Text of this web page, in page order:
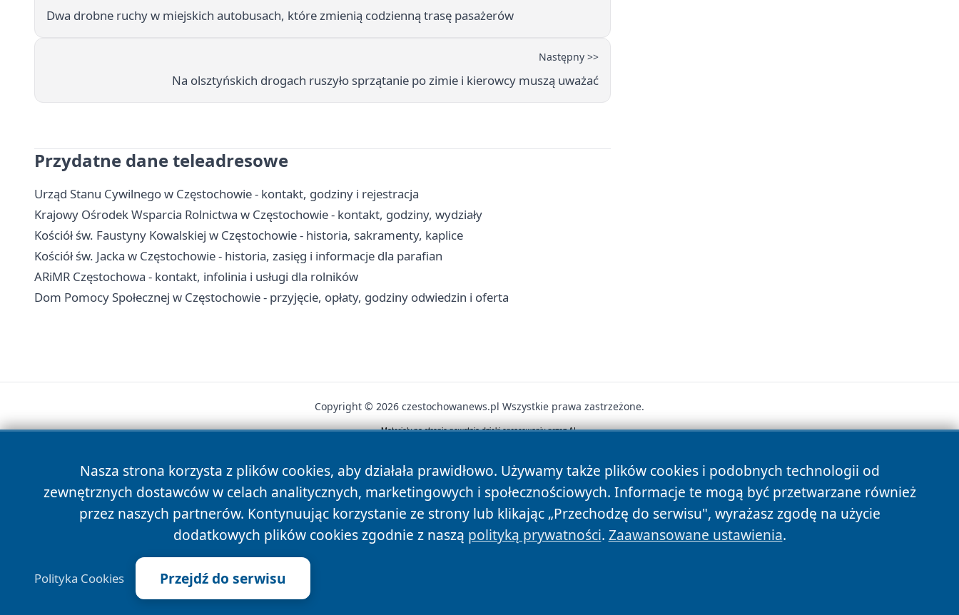
Dwa drobne ruchy w miejskich autobusach, które zmienią codzienną trasę pasażerów
Następny >>
Na olsztyńskich drogach ruszyło sprzątanie po zimie i kierowcy muszą uważać
Przydatne dane teleadresowe
Urząd Stanu Cywilnego w Częstochowie - kontakt, godziny i rejestracja
Krajowy Ośrodek Wsparcia Rolnictwa w Częstochowie - kontakt, godziny, wydziały
Kościół św. Faustyny Kowalskiej w Częstochowie - historia, sakramenty, kaplice
Kościół św. Jacka w Częstochowie - historia, zasięg i informacje dla parafian
ARiMR Częstochowa - kontakt, infolinia i usługi dla rolników
Dom Pomocy Społecznej w Częstochowie - przyjęcie, opłaty, godziny odwiedzin i oferta
Nasza strona korzysta z plików cookies, aby działała prawidłowo. Używamy także plików cookies i podobnych technologii od
zewnętrznych dostawców w celach analitycznych, marketingowych i społecznościowych. Informacje te mogą być przetwarzane również
przez naszych partnerów. Kontynuując korzystanie ze strony lub klikając „Przechodzę do serwisu", wyrażasz zgodę na użycie
dodatkowych plików cookies zgodnie z naszą polityką prywatności. Zaawansowane ustawienia.
Polityka Cookies Przejdź do serwisu
Copyright © 2026 czestochowanews.pl Wszystkie prawa zastrzeżone.